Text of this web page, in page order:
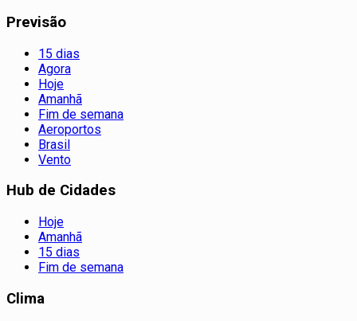
Previsão
15 dias
Agora
Hoje
Amanhã
Fim de semana
Aeroportos
Brasil
Vento
Hub de Cidades
Hoje
Amanhã
15 dias
Fim de semana
Clima